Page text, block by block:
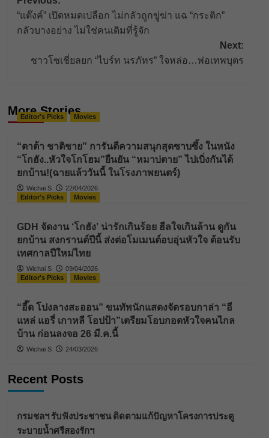
navigation
“แต๊งค์” เปิดหมดเปลือก ไม่กลัวถูกขู่ฆ่า แฉ “กระติก”
กลัวบางอย่าง ไม่ใช่คนเดิมที่รู้จัก
Next:
ชาวโซเชี่ยลยก “ไบร์ท นรภัทร” ใจหล่อ…พ่อเทพบุตร
More Stories
Editor's Picks Movies
“ตาต้า ชาติชาย” การันตีความสนุกสุดซาบซึ้ง ในหนัง
“โกฮัง..หัวใจโกโฮม”ยืนยัน “หมาบ่ตาย” ไปเบิ่งกันได้
ยกบ้าน!(ฉายแล้ววันนี้ ในโรงภาพยนตร์)
Wichai S
22/04/2026
Editor's Picks
Movies
GDH จัดงาน ‘โกฮัง’ น่ารักเกินร้อย ฮีลใจเกินล้าน ดูกัน
ยกบ้าน สงกรานต์ปีนี้ ส่งต่อโมเมนต์อบอุ่นหัวใจ ต้อนรับ
เทศกาลปีใหม่ไทย
Wichai S
09/04/2026
Editor's Picks
Movies
“อี๊ด โปงลางสะออน” ขนทัพนักแสดงจัดรอบกาล่า “อี
แหล่ แอรี่ เกาหลี โอปป้า”เตรียมโอบกอดหัวใจคนไกล
บ้าน ก่อนลงจอ 26 มี.ค.นี้
Wichai S 24/03/2026
Recent Posts
กรมชลฯ รับฟังประชาชน ติดตามแก้ปัญหาโครงการประตู
ระบายน้ำศรีสองรักฯ